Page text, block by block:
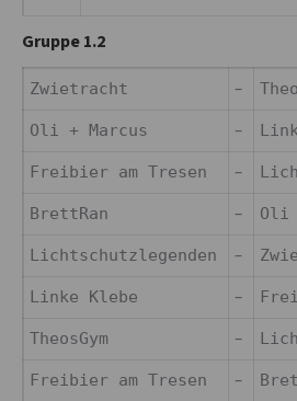
Gruppe 1.2
Zwietracht –
Oli + Marcus –
Freibier am Tresen –
BrettRan – Oli
Lichtschutzlegenden –
Linke Klebe –
TheosGym –
Freibier am Tresen –